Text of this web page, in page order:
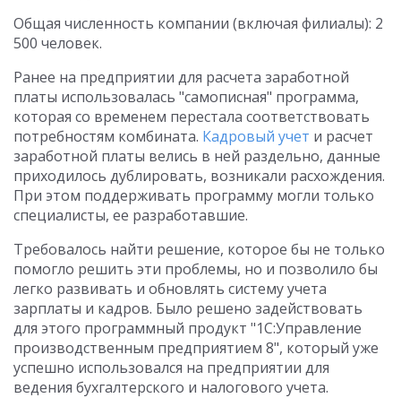
Общая численность компании (включая филиалы): 2
500 человек.
Ранее на предприятии для расчета заработной
платы использовалась "самописная" программа,
которая со временем перестала соответствовать
потребностям комбината. Кадровый учет и расчет
заработной платы велись в ней раздельно, данные
приходилось дублировать, возникали расхождения.
При этом поддерживать программу могли только
специалисты, ее разработавшие.
Требовалось найти решение, которое бы не только
помогло решить эти проблемы, но и позволило бы
легко развивать и обновлять систему учета
зарплаты и кадров. Было решено задействовать
для этого программный продукт "1С:Управление
производственным предприятием 8", который уже
успешно использовался на предприятии для
ведения бухгалтерского и налогового учета.